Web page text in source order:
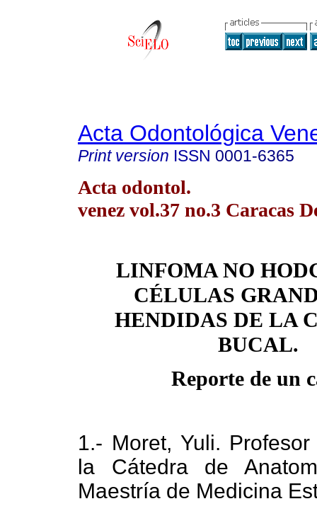
Acta Odontológica
Print version ISSN 0001-6365
Acta odontol.
venez vol.37 no.3 Caracas
LINFOMA NO
CÉLULAS
HENDIDAS DE LA
BUCAL.
Reporte de un
1.- Moret, Yuli.
la Cátedra de
Maestría de Medicina